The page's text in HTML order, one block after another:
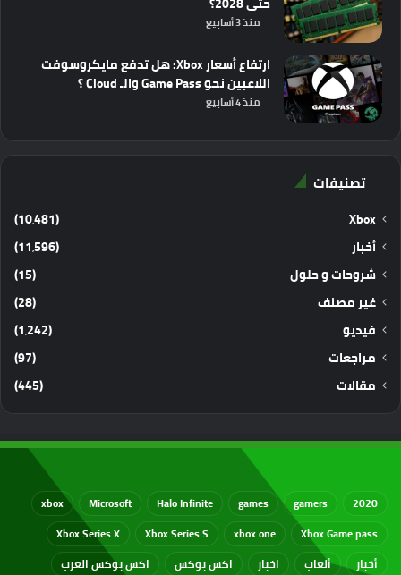
منذ 3 أسابيع
ارتفاع أسعار Xbox: هل تدفع مايكروسوفت
اللاعبين نحو Game Pass والـ Cloud ؟
منذ 4 أسابيع
تصنيفات
Xbox
(10٬481)
أخبار
(11٬596)
شروحات و حلول
(15)
غير مصنف
(28)
فيديو
(1٬242)
مراجعات
(97)
مقالات
(445)
2020
gamers
games
Halo Infinite
Microsoft
xbox
Xbox Game pass
xbox one
Xbox Series S
Xbox Series X
أخبار
ألعاب اخبار اكس بوكس
اكس بوكس العرب